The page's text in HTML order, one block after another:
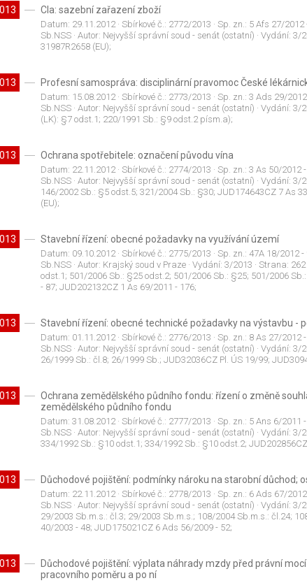
Cla: sazební zařazení zboží
Datum: 29.11.2012· Sbírkové č.: 2772/2013 · Sp. zn.: 5 Afs 27/2012
Sb.NSS· Autor: Nejvyšší správní soud - senát (ostatní) · Vydání: 3/
31987R2658 (EU);
Profesní samospráva: disciplinární pravomoc České
Datum: 15.08.2012· Sbírkové č.: 2773/2013 · Sp. zn.: 3 Ads 29/
Sb.NSS· Autor: Nejvyšší správní soud - senát (ostatní) · Vydání: 3/
(LK): §7 odst.1; 220/1991 Sb.: §9 odst.2 písm.a);
Ochrana spotřebitele: označení původu vína
Datum: 22.11.2012· Sbírkové č.: 2774/2013 · Sp. zn.: 3 As 50/2012
Sb.NSS· Autor: Nejvyšší správní soud - senát (ostatní) · Vydání: 3/
146/2002 Sb.: §5 odst.5; 321/2004 Sb.: §30; JUD174643CZ 7 As
(EU);
Stavební řízení: obecné požadavky na využívání území
Datum: 09.10.2012· Sbírkové č.: 2775/2013 · Sp. zn.: 47A 18/2012 -
Sb.NSS· Autor: Krajský soud v Praze· Vydání: 3/2013 · Strana: 262
odst.1; 501/2006 Sb.: §25 odst.2; 501/2006 Sb.: §25; 501/2006
- 87; JUD202132CZ 1 As 69/2011 - 176;
Stavební řízení: obecné technické požadavky na výstavbu -
Datum: 01.11.2012· Sbírkové č.: 2776/2013 · Sp. zn.: 8 As 27/2012
Sb.NSS· Autor: Nejvyšší správní soud - senát (ostatní) · Vydání: 3/
26/1999 Sb.: čl.8; 26/1999 Sb.; JUD32036CZ Pl. ÚS 19/99;
Ochrana zemědělského půdního fondu: řízení o změně
zemědělského půdního fondu
Datum: 31.08.2012· Sbírkové č.: 2777/2013 · Sp. zn.: 5 Ans 6/2011
Sb.NSS· Autor: Nejvyšší správní soud - senát (ostatní) · Vydání: 3/
334/1992 Sb.: §10 odst.1; 334/1992 Sb.: §10 odst.2;
Důchodové pojištění: podmínky nároku na starobní důchod;
Datum: 22.11.2012· Sbírkové č.: 2778/2013 · Sp. zn.: 6 Ads 67/
Sb.NSS· Autor: Nejvyšší správní soud - senát (ostatní) · Vydání: 3/
29/2003 Sb.m.s.: čl.3; 29/2003 Sb.m.s.; 108/2004 Sb.m.s.: čl.24;
40/2003 - 48; JUD175021CZ 6 Ads 56/2009 - 52;
Důchodové pojištění: výplata náhrady mzdy před právní
pracovního poměru a po ní